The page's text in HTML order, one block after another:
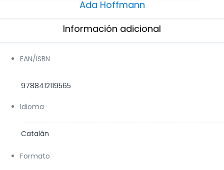
Ada Hoffmann
Información adicional​
EAN/ISBN
9788412119565
Idioma
Catalán
Formato